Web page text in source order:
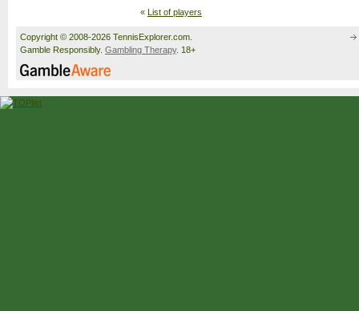
« List of players
Copyright © 2008-2026 TennisExplorer.com.
Gamble Responsibly. Gambling Therapy. 18+